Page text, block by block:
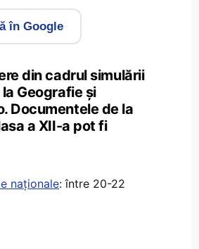
în Google
din cadrul simulării
Geografie și
Documentele de la
a XII-a pot fi
naționale: între 20-22